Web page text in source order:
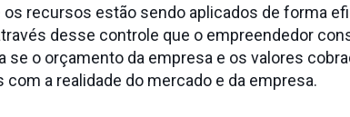
recursos estão sendo aplicados de forma
desse controle que o empreendedor
se o orçamento da empresa e os valores
com a realidade do mercado e da empresa.